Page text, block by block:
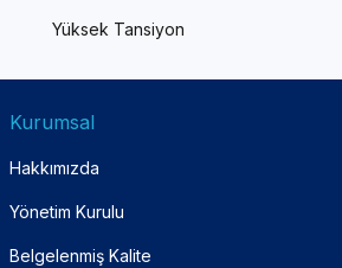
Yüksek Tansiyon
Kurumsal
Hakkımızda
Yönetim Kurulu
Belgelenmiş Kalite